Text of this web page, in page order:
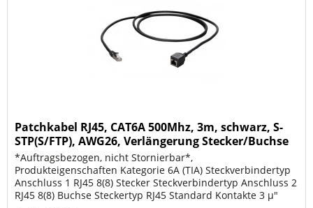
Patchkabel RJ45, CAT6A 500Mhz, 3m, schwarz, S-
STP(S/FTP), AWG26, Verlängerung Stecker/Buchse
*Auftragsbezogen, nicht Stornierbar*,
Produkteigenschaften Kategorie 6A (TIA) Steckverbindertyp
Anschluss 1 RJ45 8(8) Stecker Steckverbindertyp Anschluss 2
RJ45 8(8) Buchse Steckertyp RJ45 Standard Kontakte 3 µ"